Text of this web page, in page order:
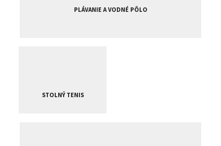
PLÁVANIE A VODNÉ PÔLO
STOLNÝ TENIS